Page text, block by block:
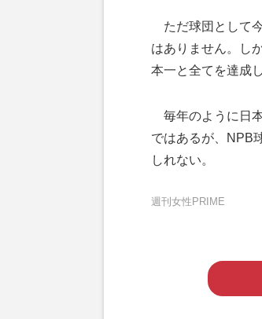
ただ球団として
はありません。し
本一と全てを達成
毎年のように日
ではあるが、NPB
しれない。
週刊女性PRIME